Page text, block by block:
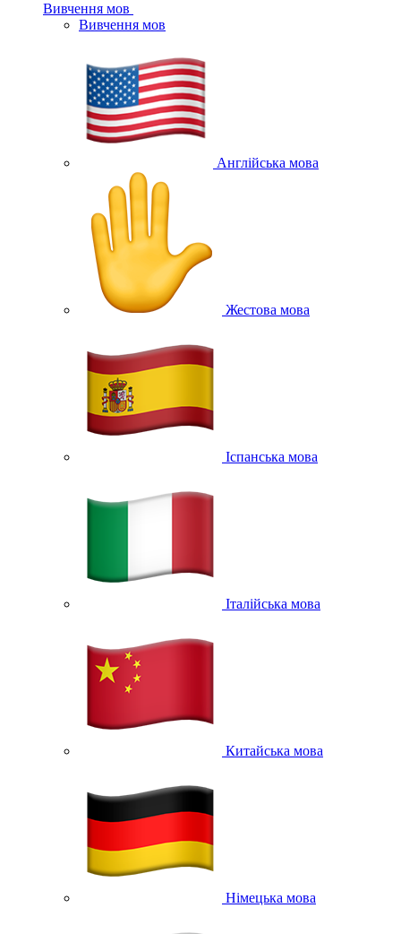
Вивчення мов
Вивчення мов
Англійська мова
Жестова мова
Іспанська мова
Італійська мова
Китайська мова
Німецька мова